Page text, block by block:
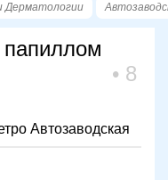
Дерматологии
папиллом
8
Автозаводская